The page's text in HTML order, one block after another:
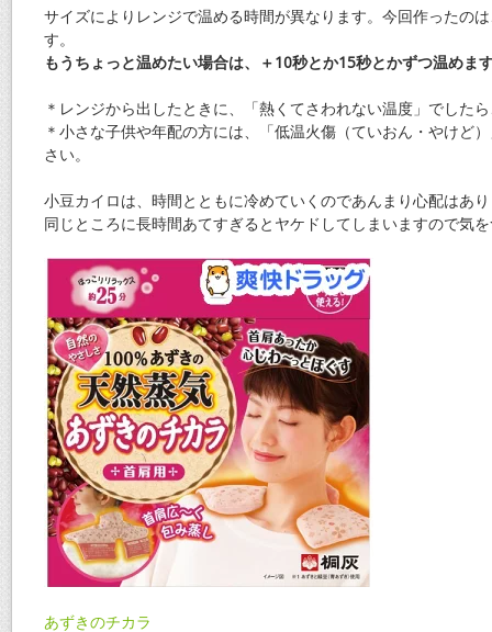
サイズによりレンジで温める時間が異なります。今回作ったの
す。
もうちょっと温めたい場合は、＋10秒とか15秒とかずつ温めま
＊レンジから出したときに、「熱くてさわれない温度」でした
＊小さな子供や年配の方には、「低温火傷（ていおん・やけど
さい。
小豆カイロは、時間とともに冷めていくのであんまり心配はあ
同じところに長時間あてすぎるとヤケドしてしまいますので気
あずきのチカラ